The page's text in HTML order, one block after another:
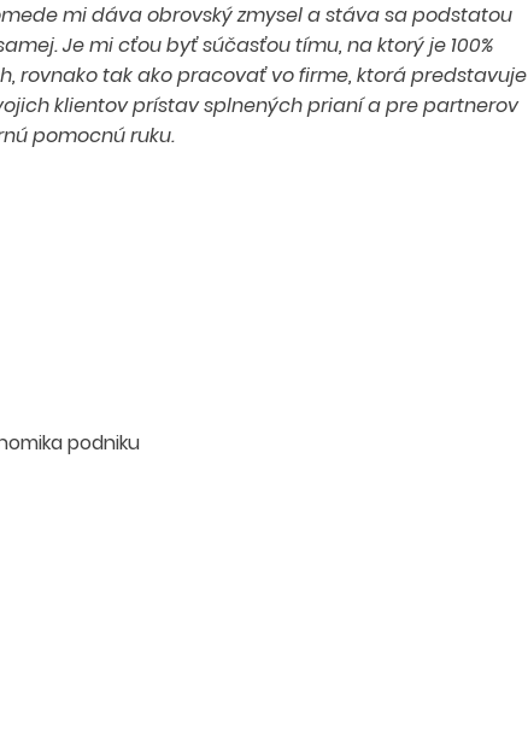
mi dáva obrovský zmysel a stáva sa podstatou
Je mi cťou byť súčasťou tímu, na ktorý je 100%
rovnako tak ako pracovať vo firme, ktorá predstavuje
klientov prístav splnených prianí a pre partnerov
pomocnú ruku.
podniku